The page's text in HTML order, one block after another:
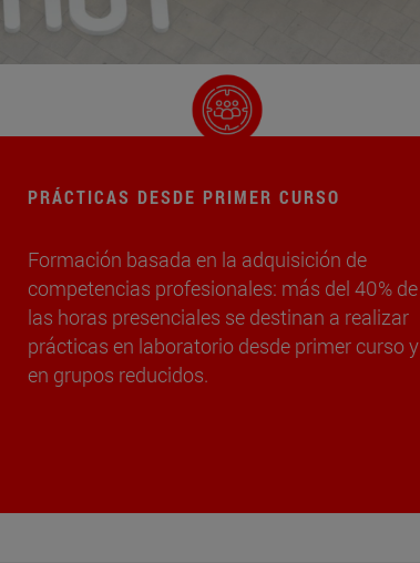
PRÁCTICAS DESDE PRIMER CURSO
Formación basada en la adquisición de
competencias profesionales: más del 40% de
las horas presenciales se destinan a realizar
prácticas en laboratorio desde primer curso y
en grupos reducidos.